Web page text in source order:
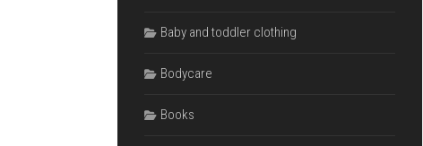
Baby and toddler clothing
Bodycare
Books